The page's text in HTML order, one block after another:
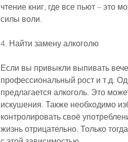
чтение книг, где все пьют – это
силы воли.
4. Найти замену алкоголю
Если вы привыкли выпивать
профессиональный рост и т.д.
предлагается алкоголь. Это
искушения. Также необходимо
контролировать своё
жизнь отрицательно. Только